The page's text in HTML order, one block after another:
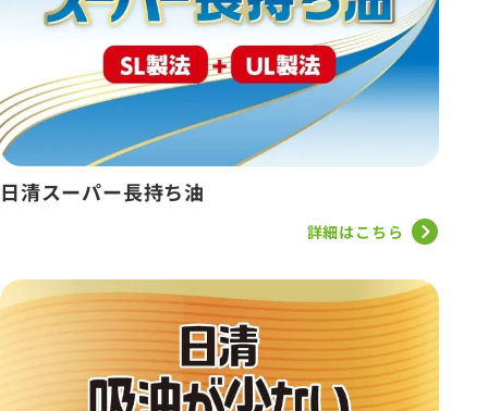
日清スーパー長持ち油
詳細はこちら